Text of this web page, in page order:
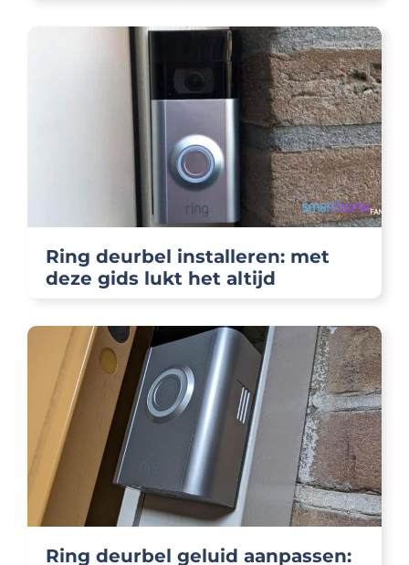
Ring deurbel installeren: met
deze gids lukt het altijd
Ring deurbel geluid aanpassen: